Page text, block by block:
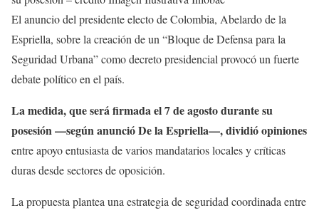
El anuncio del presidente electo de Colombia, Abelardo de la
Espriella, sobre la creación de un “Bloque de Defensa para la
Seguridad Urbana” como decreto presidencial provocó un fuerte
debate político en el país.
La medida, que será firmada el 7 de agosto durante su
posesión —según anunció De la Espriella—, dividió opiniones
entre apoyo entusiasta de varios mandatarios locales y críticas
duras desde sectores de oposición.
La propuesta plantea una estrategia de seguridad coordinada entre